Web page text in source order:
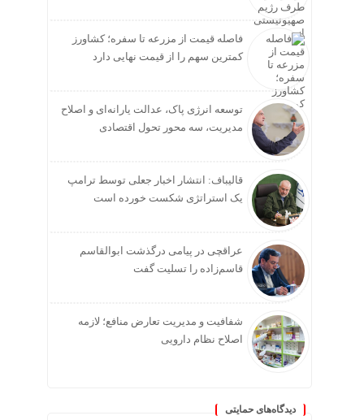
فاصله قیمت از مزرعه تا سفره؛ کشاورز
کمترین سهم را از قیمت نهایی دارد
توسعه انرژی پاک، عدالت یارانه‌ای و اصلاح
مدیریت، سه محور تحول اقتصادی
قالیباف: انتشار اخبار جعلی توسط ترامپ
یک استراتژی شکست خورده است
عراقچی در پیامی درگذشت ابوالقاسم
قاسم‌زاده را تسلیت گفت
شفافیت و مدیریت تعارض منافع؛ لازمه
اصلاح نظام دارویی
دیدگاه‌های حمایتی